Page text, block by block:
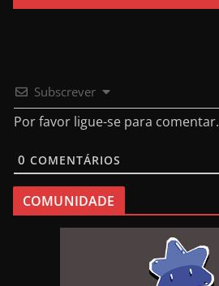
Subscrever
Por favor ligue-se para comentar.
0 COMENTÁRIOS
COMUNIDADE